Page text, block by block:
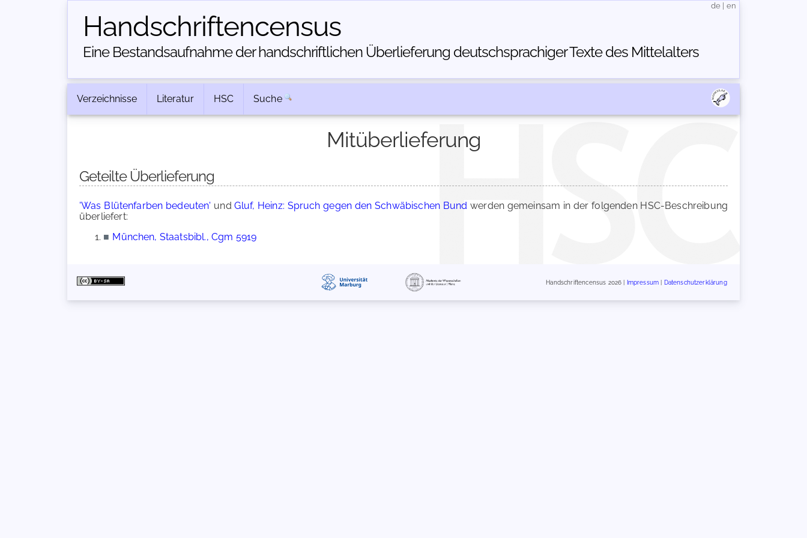
Handschriften­census
Eine Bestandsaufnahme der handschriftlichen Über­lieferung deutschsprachiger Texte des Mittelalters
de en
Verzeichnisse Literatur HSC Suche
Mitüberlieferung
Geteilte Überlieferung
'Was Blütenfarben bedeuten' undGluf, Heinz: Spruch gegen den Schwäbischen Bund werden gemeinsam in der folgenden HSC-Beschreibung
überliefert:
■ München, Staatsbibl., Cgm 5919
Handschriftencensus 2026 | Impressum Datenschutzerklärung